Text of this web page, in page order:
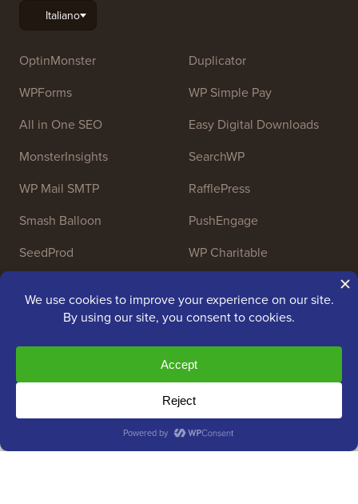
OptinMonster
WPForms
All in One SEO
MonsterInsights
WP Mail SMTP
Smash Balloon
SeedProd
Duplicator
WP Simple Pay
Easy Digital Downloads
SearchWP
RafflePress
PushEngage
WP Charitable
Copyright © 2009 - 2026 WPBeginner LLC. Tutti i diritti
riservati. WPBeginner® è un marchio registrato.
Awesome Motive|Hosting WordPress
SiteGround